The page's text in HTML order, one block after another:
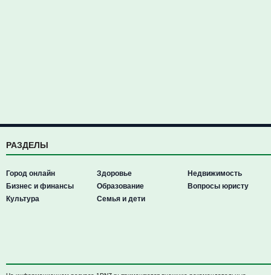
РАЗДЕЛЫ
Город онлайн
Бизнес и финансы
Культура
Здоровье
Образование
Семья и дети
Недвижимость
Вопросы юристу